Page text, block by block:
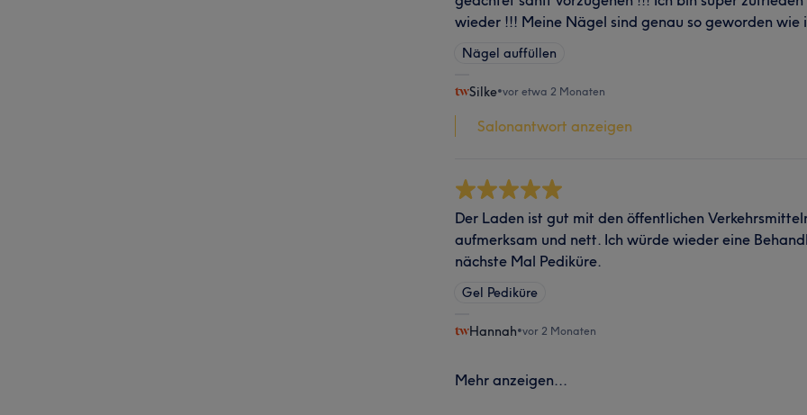
wieder !!! Meine Nägel sind genau so geworden wie
Nägel auffüllen
Silke•vor etwa 2 Monaten
Salonantwort anzeigen
Der Laden ist gut mit den öffentlichen
aufmerksam und nett. Ich würde wieder eine
nächste Mal Pediküre.
Gel Pediküre
Hannah•vor 2 Monaten
Mehr anzeigen...